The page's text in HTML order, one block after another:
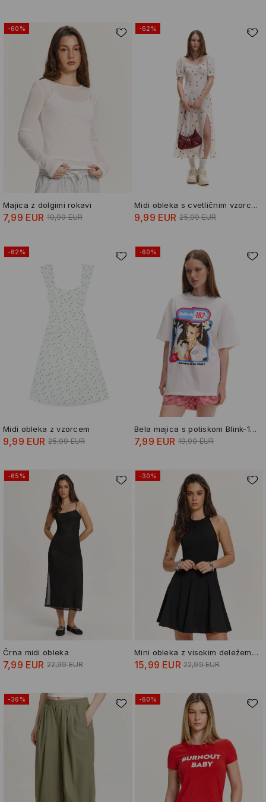
-60%
Majica z dolgimi rokavi
7,99 EUR 19,99 EUR
-62%
Midi obleka s cvetličnim vzorcem
9,99 EUR 25,99 EUR
-62%
Midi obleka z vzorcem
9,99 EUR 25,99 EUR
-60%
Bela majica s potiskom Blink-182
7,99 EUR 19,99 EUR
-65%
Črna midi obleka
7,99 EUR 22,99 EUR
-30%
Mini obleka z visokim deležem viskoze
15,99 EUR 22,99 EUR
-36% -60%